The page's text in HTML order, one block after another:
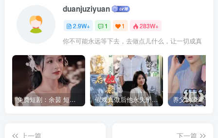
duanjuziyuan
2.9W+ 1 1 283W+
你不可能永远等下去，去做点儿什么，让一切成真
免费短剧：余茵 短剧 16部合集 假戏真做后他永失所爱（60集）程澄＆杨珞仟
上一篇
下一篇